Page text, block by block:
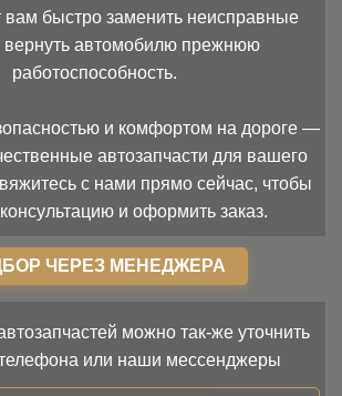
вам быстро заменить неисправные
вернуть автомобилю прежнюю
работоспособность.
и комфортом на дороге —
автозапчасти для вашего
с нами прямо сейчас, чтобы
и оформить заказ.
ЧЕРЕЗ МЕНЕДЖЕРА
можно так-же уточнить
или наши мессенджеры